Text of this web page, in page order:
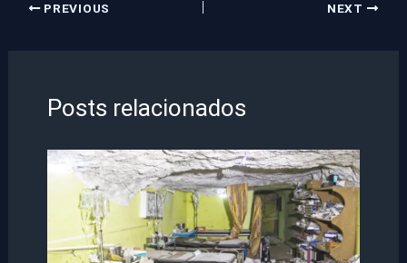
PREVIOUS NEXT
Posts relacionados